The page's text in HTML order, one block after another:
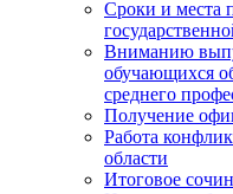
Сроки и места
Вниманию
обучающихся
среднего
Получение
Работа
области
Итоговое